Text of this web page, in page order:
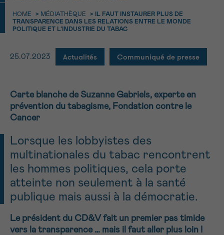
HOME > MÉDIATHÈQUE >
IL FAUT INSTAURER PLUS DE
TRANSPARENCE DANS LES RELATIONS ENTRE LE MONDE
POLITIQUE ET L’INDUSTRIE DU TABAC
25.07.2023 Actualités Communiqué de presse
Carte blanche de Suzanne Gabriels, experte en
prévention du tabagisme, Fondation contre le
Cancer
Lorsque les lobbyistes des
multinationales du tabac rencontrent
les hommes politiques, cela porte
atteinte non seulement à la santé
publique mais aussi à la démocratie.
Le président du CD&V fait un premier pas timide
vers la transparence … mais il faut aller plus loin !
PRÉNOM
Contactez-nous
Par téléphone
0800 15 801 lu-ve 9h à 18h
Via le formulaire de contact
Je souhaite être rappelé.e
En savoir plus sur Cancerinfo
VOTRE QUESTION
9h-11h
Suivant